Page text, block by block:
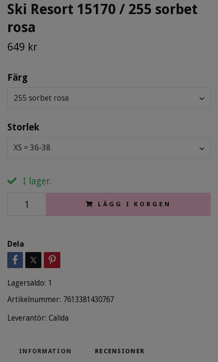
Ski Resort 15170 / 255 sorbet
rosa
649 kr
Färg
255 sorbet rosa
Storlek
XS = 36-38
I lager.
LÄGG I KORGEN
Dela
Lagersaldo: 1
Artikelnummer: 7613381430767
Leverantör: Calida
INFORMATION RECENSIONER